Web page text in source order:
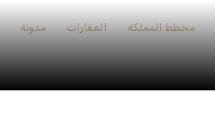
مخطط المملكة العقارات مدونة